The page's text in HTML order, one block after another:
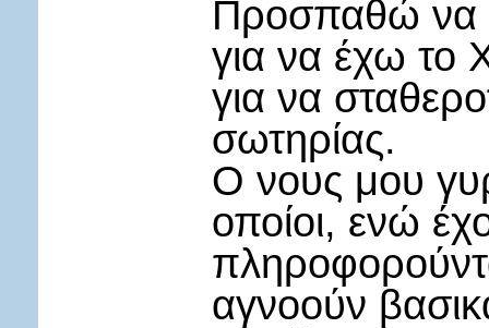
Προσπαθώ να
για να έχω το
για να
σωτηρίας.
Ο νους μου
οποίοι, ενώ
αγνοούν